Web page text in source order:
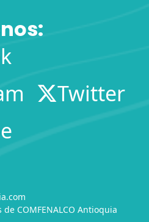
Twitter
de COMFENALCO Antioquia